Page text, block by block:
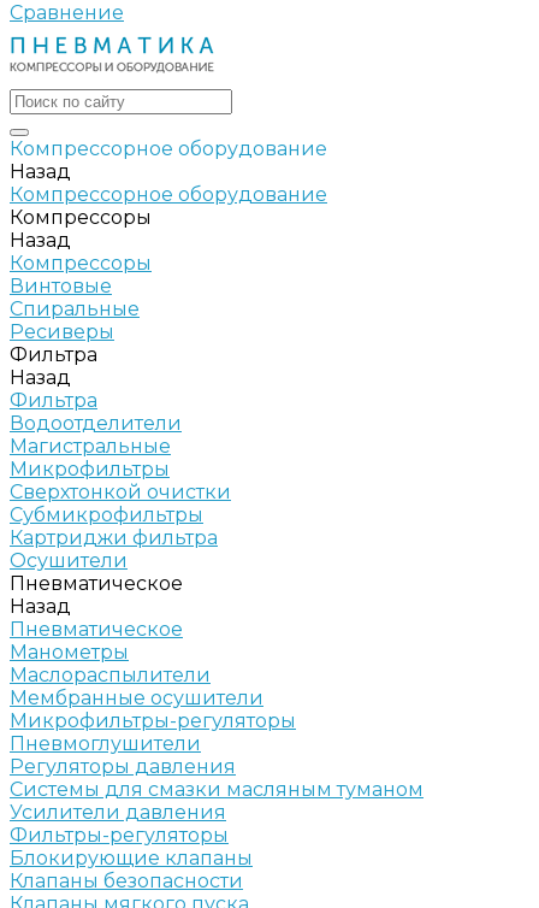
Сравнение
Компрессорное оборудование
Назад
Компрессорное оборудование
Компрессоры
Назад
Компрессоры
Винтовые
Спиральные
Ресиверы
Фильтра
Назад
Фильтра
Водоотделители
Магистральные
Микрофильтры
Сверхтонкой очистки
Субмикрофильтры
Картриджи фильтра
Осушители
Пневматическое
Назад
Пневматическое
Манометры
Маслораспылители
Мембранные осушители
Микрофильтры-регуляторы
Пневмоглушители
Регуляторы давления
Системы для смазки масляным туманом
Усилители давления
Фильтры-регуляторы
Блокирующие клапаны
Клапаны безопасности